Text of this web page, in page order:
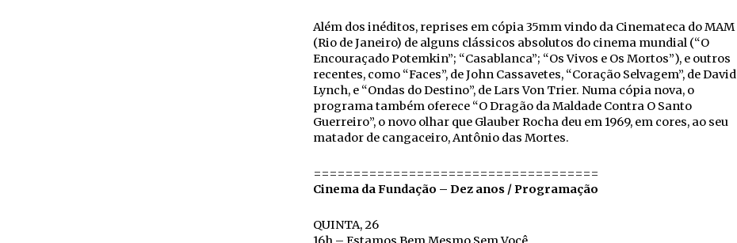
Além dos inéditos, reprises em cópia 35mm vindo da Cinemateca do MAM
(Rio de Janeiro) de alguns clássicos absolutos do cinema mundial (“O
Encouraçado Potemkin”; “Casablanca”; “Os Vivos e Os Mortos”), e outros
recentes, como “Faces”, de John Cassavetes, “Coração Selvagem”, de David
Lynch, e “Ondas do Destino”, de Lars Von Trier. Numa cópia nova, o
programa também oferece “O Dragão da Maldade Contra O Santo
Guerreiro”, o novo olhar que Glauber Rocha deu em 1969, em cores, ao seu
matador de cangaceiro, Antônio das Mortes.
====================================
Cinema da Fundação – Dez anos / Programação
QUINTA, 26